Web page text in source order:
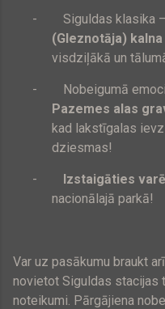
- Siguldas klasika
(Gleznotāja) kalna
visdziļākā un
-
Nobeigumā
Pazemes alas
kad lakstīgalas
dziesmas!
- Izstaigāties
nacionālajā parkā!
Var uz pasākumu braukt
novietot Siguldas stacijas
noteikumi. Pārgājiena